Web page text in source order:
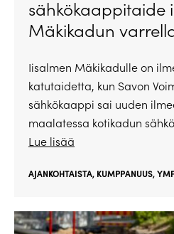
sähkökaappitaide
Mäkikadun
Iisalmen Mäkikadulle on
katutaidetta, kun Savon
sähkökaappi sai uuden
maalatessa kotikadun
Lue lisää
AJANKOHTAISTA, KUMPPANUUS,